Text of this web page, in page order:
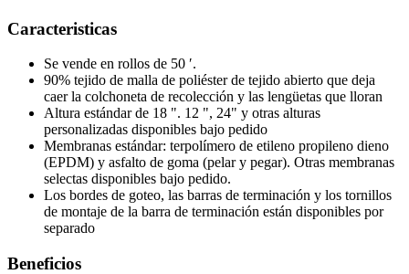
Caracteristicas
Se vende en rollos de 50 ′.
90% tejido de malla de poliéster de tejido abierto que deja
caer la colchoneta de recolección y las lengüetas que lloran
Altura estándar de 18 ". 12 ", 24" y otras alturas
personalizadas disponibles bajo pedido
Membranas estándar: terpolímero de etileno propileno dieno
(EPDM) y asfalto de goma (pelar y pegar). Otras membranas
selectas disponibles bajo pedido.
Los bordes de goteo, las barras de terminación y los tornillos
de montaje de la barra de terminación están disponibles por
separado
Beneficios